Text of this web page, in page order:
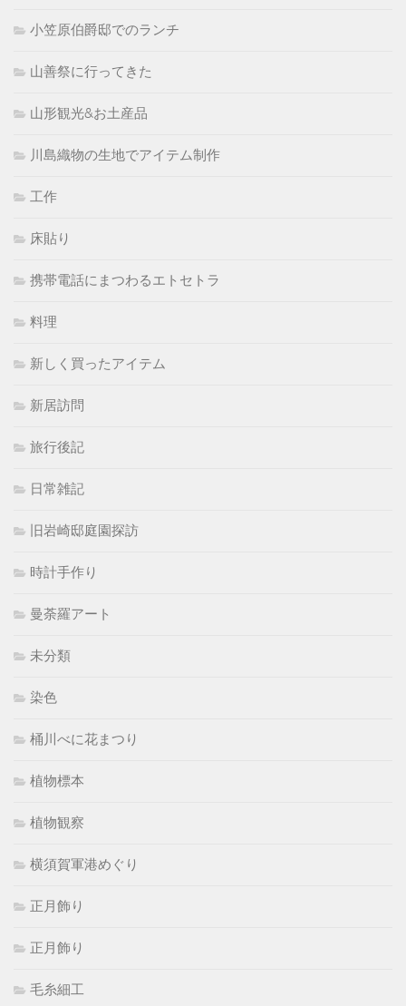
小笠原伯爵邸でのランチ
山善祭に行ってきた
山形観光&お土産品
川島織物の生地でアイテム制作
工作
床貼り
携帯電話にまつわるエトセトラ
料理
新しく買ったアイテム
新居訪問
旅行後記
日常雑記
旧岩崎邸庭園探訪
時計手作り
曼荼羅アート
未分類
染色
桶川べに花まつり
植物標本
植物観察
横須賀軍港めぐり
正月飾り
正月飾り
毛糸細工